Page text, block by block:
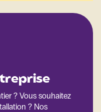
? Vous souhaitez
? Nos